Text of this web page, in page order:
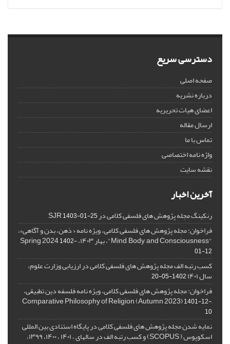
دسترسی سریع
صفحه اصلی
درباره نشریه
اعضای هیات تحریریه
ارسال مقاله
تماس با ما
واژه نامه اختصاصی
نقشه سایت
آخرین اخبار
رنکینگ مجله پژوهش های فلسفی کلامی در SJR1403-01-25
فراخوان: مجله پژوهش های فلسفی کلامی، ویژه نامه « ذهن، بدن و آگاهی»،
"Mind, Body, and Consciousness"، بهار ۱۴۰۳، Spring 2024
1402-
01-12
کسب رتبه الف مجله پژوهش های فلسفی کلامی در ارزیابی وزارت علوم،
سال ۱۴۰۱ 1402-05-20
فراخوان: مجله پژوهش های فلسفی کلامی، ویژه نامه فلسفه دین تطبیقی،
,Comparative Philosophy of Religion (Autumn 2023)
1401-12-
10
نمایه شدن مجله پژوهش های فلسفی کلامی در پایگاه استنادی بین المللی
اسکوپوس ( SCOPUS) و کسب رتبه الف در سالهای ، ۱۴۰۱ ، ۱۴۰۰، ۱۳۹۹،